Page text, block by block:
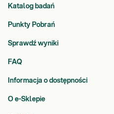
Katalog badań
Punkty Pobrań
Sprawdź wyniki
FAQ
Informacja o dostępności
O e-Sklepie